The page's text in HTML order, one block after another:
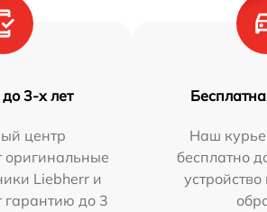
3-х лет
центр
оригинальные
Liebherr и
гарантию до 3
Наш
бесплатно